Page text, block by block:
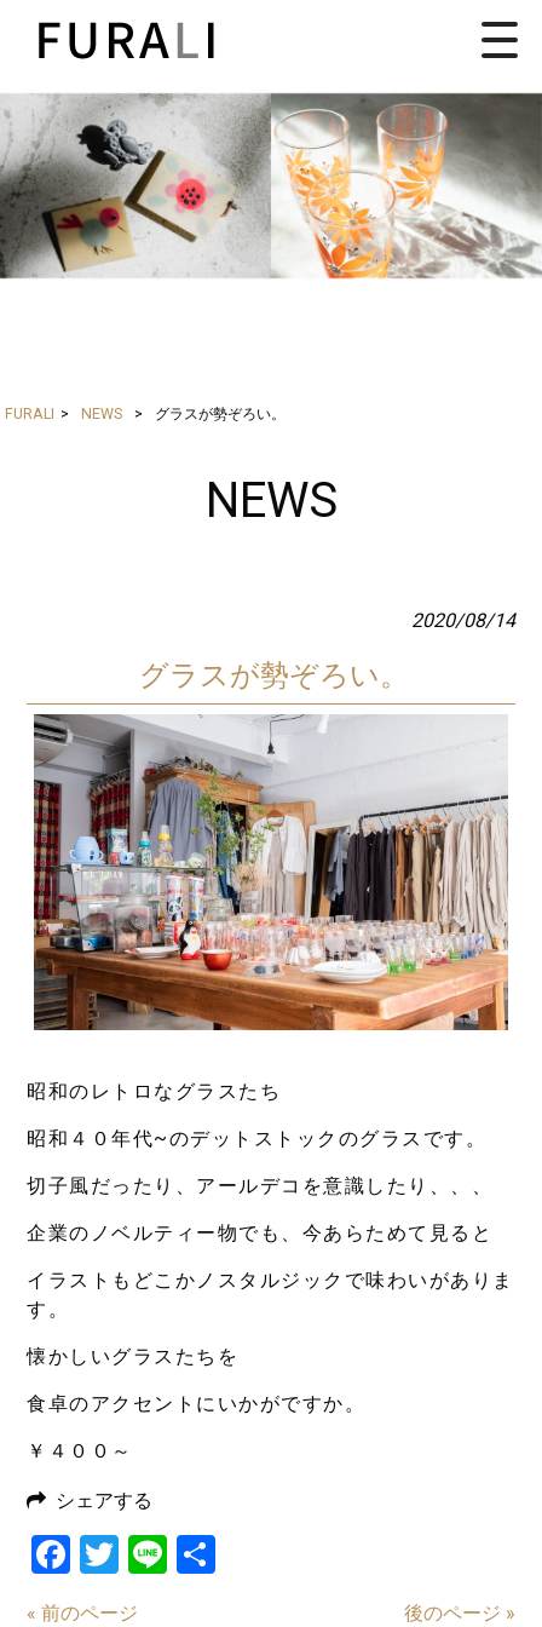
FURALI > NEWS > グラスが勢ぞろい。
NEWS
2020/08/14
グラスが勢ぞろい。
昭和のレトロなグラスたち
昭和４０年代~のデットストックのグラスです。
切子風だったり、アールデコを意識したり、、、
企業のノベルティー物でも、今あらためて見ると
イラストもどこかノスタルジックで味わいがありま
す。
懐かしいグラスたちを
食卓のアクセントにいかがですか。
￥４００～
シェアする
Facebook
Twitter
Line
« 前のページ 後のページ »